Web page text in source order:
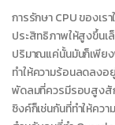
การรักษา CPU ของเร
ประสิทธิภาพให้สูงขึ้นเ
ปริมาณแค่นั้นมันก็เพียง
ทำให้ความร้อนลดลง
พัดลมที่ควรมีรอบสูงสัก
ซิงค์ก็เช่นกันที่ทำให้คว